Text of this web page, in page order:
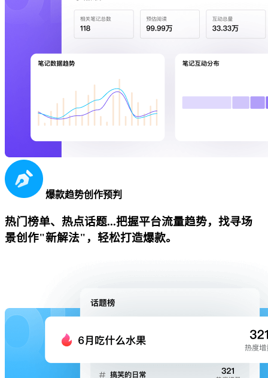
爆款趋势创作预判
热门榜单、热点话题...把握平台流量趋势，找寻场
景创作"新解法"，轻松打造爆款。